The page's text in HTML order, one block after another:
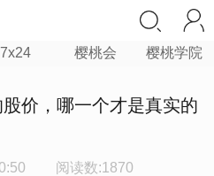
7x24 樱桃会 樱桃学院
价，哪一个才是真实的
阅读数:1870